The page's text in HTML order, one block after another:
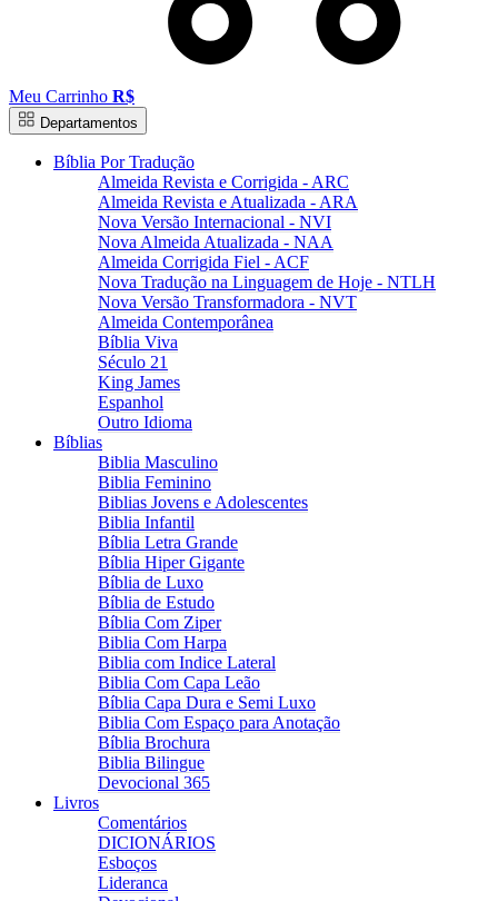
Meu Carrinho R$
Departamentos
Bíblia Por Tradução
Almeida Revista e Corrigida - ARC
Almeida Revista e Atualizada - ARA
Nova Versão Internacional - NVI
Nova Almeida Atualizada - NAA
Almeida Corrigida Fiel - ACF
Nova Tradução na Linguagem de Hoje - NTLH
Nova Versão Transformadora - NVT
Almeida Contemporânea
Bíblia Viva
Século 21
King James
Espanhol
Outro Idioma
Bíblias
Biblia Masculino
Biblia Feminino
Biblias Jovens e Adolescentes
Biblia Infantil
Bíblia Letra Grande
Bíblia Hiper Gigante
Bíblia de Luxo
Bíblia de Estudo
Bíblia Com Ziper
Biblia Com Harpa
Biblia com Indice Lateral
Biblia Com Capa Leão
Bíblia Capa Dura e Semi Luxo
Biblia Com Espaço para Anotação
Bíblia Brochura
Biblia Bilingue
Devocional 365
Livros
Comentários
DICIONÁRIOS
Esboços
Lideranca